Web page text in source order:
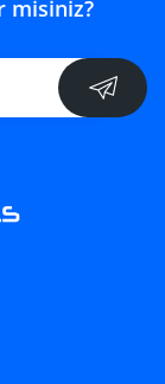
misiniz?